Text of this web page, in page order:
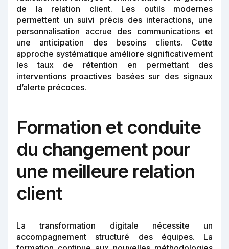
de la relation client. Les outils modernes
permettent un suivi précis des interactions, une
personnalisation accrue des communications et
une anticipation des besoins clients. Cette
approche systématique améliore significativement
les taux de rétention en permettant des
interventions proactives basées sur des signaux
d’alerte précoces.
Formation et conduite
du changement pour
une meilleure relation
client
La transformation digitale nécessite un
accompagnement structuré des équipes. La